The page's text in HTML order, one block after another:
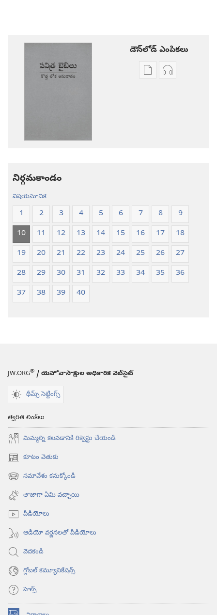
డౌన్‌లోడ్‌ ఎంపికలు
ప్రచురణలఆడియో
నిర్గమకాండం
విషయసూచిక
1 2 3 4 5 6 7 8
9
10
11 12 13 14 15 16 17
18
19
20 21 22 23 24 25 26
27
28
29 30 31 32 33 34 35
36
37
38 39 40
JW.ORG® / యెహోవాసాక్షుల అధికారిక వెబ్‌సైట్‌
థీమ్స్ సెట్టింగ్స్
త్వరిత లింక్‌లు
మిమ్మల్ని కలవడానికి రిక్వెస్టు చేయండి
కూటం వెతుకు
(కొత్త
విండో
ఓపెన్‌
అవుతుంది)
సమావేశం కనుక్కోండి
(కొత్త
విండో
ఓపెన్‌
అవుతుంది)
తాజాగా ఏమి వచ్చాయి
వీడియోలు
ఆడియో వర్ణనలతో వీడియోలు
వెదకండి
గ్లోబల్‌ కమ్యూనికేషన్స్‌
హెల్ప్‌